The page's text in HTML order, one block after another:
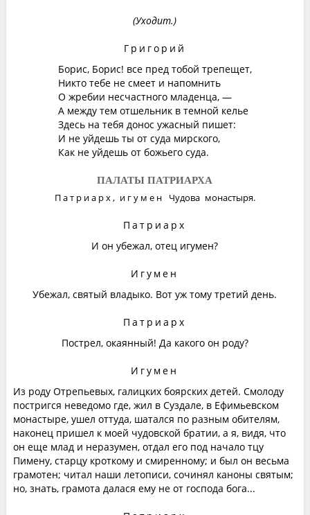
(Уходит.)
Григорий
Борис, Борис! все пред тобой трепещет,
Никто тебе не смеет и напомнить
О жребии несчастного младенца, —
А между тем отшельник в темной келье
Здесь на тебя донос ужасный пишет:
И не уйдешь ты от суда мирского,
Как не уйдешь от божьего суда.
ПАЛАТЫ ПАТРИАРХА
Патриарх, игумен Чудова монастыря.
Патриарх
И он убежал, отец игумен?
Игумен
Убежал, святый владыко. Вот уж тому третий день.
Патриарх
Пострел, окаянный! Да какого он роду?
Игумен
Из роду Отрепьевых, галицких боярских детей. Смолоду
постригся неведомо где, жил в Суздале, в Ефимьевском
монастыре, ушел оттуда, шатался по разным обителям,
наконец пришел к моей чудовской братии, а я, видя, что
он еще млад и неразумен, отдал его под начало тцу
Пимену, старцу кроткому и смиренному; и был он весьма
грамотен; читал наши летописи, сочинял каноны святым;
но, знать, грамота далася ему не от господа бога...